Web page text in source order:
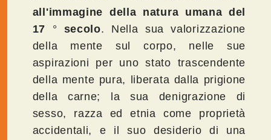
all'immagine della natura umana del
17 ° secolo. Nella sua valorizzazione
della mente sul corpo, nelle sue
aspirazioni per uno stato trascendente
della mente pura, liberata dalla prigione
della carne; la sua denigrazione di
sesso, razza ed etnia come proprietà
accidentali, e il suo desiderio di una